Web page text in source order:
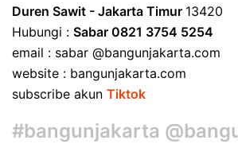
Duren Sawit - Jakarta Timur 13420
Hubungi : Sabar 0821 3754 5254
email : sabar @bangunjakarta.com
website : bangunjakarta.com
subscribe akun Tiktok
#bangunjakarta